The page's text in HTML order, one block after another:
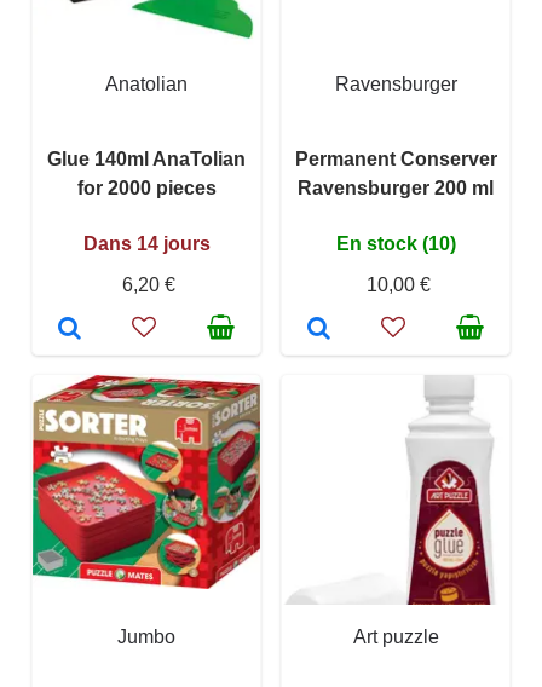
Anatolian
Glue 140ml AnaTolian
for 2000 pieces
Dans 14 jours
6,20 €
Ravensburger
Permanent Conserver
Ravensburger 200 ml
En stock (10)
10,00 €
Jumbo Art puzzle